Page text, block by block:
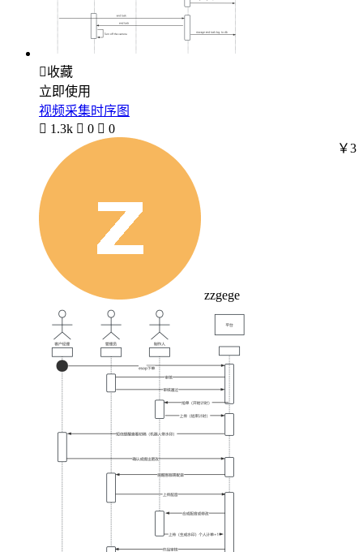
收藏
立即使用
视频采集时序图
 1.3k  0  0
zzgege
￥3